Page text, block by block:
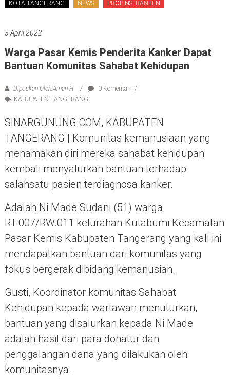
KOTA TANGERANG NEWS PROPINSI BANTEN
3 April 2022
Warga Pasar Kemis Penderita Kanker Dapat
Bantuan Komunitas Sahabat Kehidupan
Diposkan Oleh:Aman H
0 Komentar
KABUPATEN TANGERANG
SINARGUNUNG.COM, KABUPATEN
TANGERANG | Komunitas kemanusiaan yang
menamakan diri mereka sahabat kehidupan
kembali menyalurkan bantuan terhadap
salahsatu pasien terdiagnosa kanker.
Adalah Ni Made Sudani (51) warga
RT.007/RW.011 kelurahan Kutabumi Kecamatan
Pasar Kemis Kabupaten Tangerang yang kali ini
mendapatkan bantuan dari komunitas yang
fokus bergerak dibidang kemanusian.
Gusti, Koordinator komunitas Sahabat
Kehidupan kepada wartawan menuturkan,
bantuan yang disalurkan kepada Ni Made
adalah hasil dari para donatur dan
penggalangan dana yang dilakukan oleh
komunitasnya.